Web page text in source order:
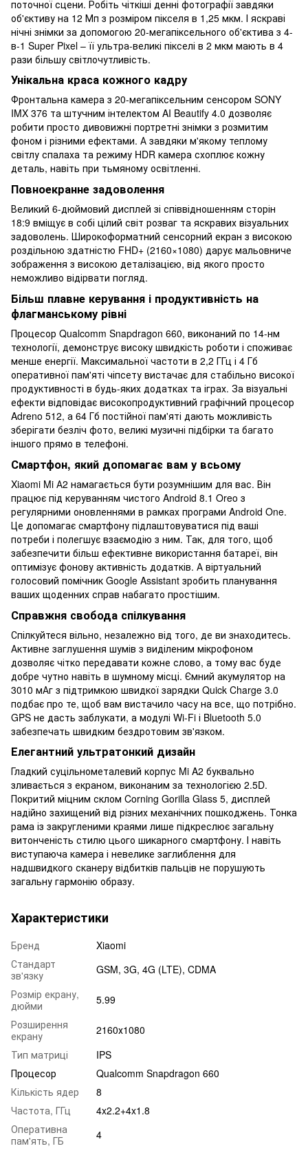
поточної сцени. Робіть чіткіші денні фотографії завдяки
об'єктиву на 12 Мп з розміром пікселя в 1,25 мкм. І яскраві
нічні знімки за допомогою 20-мегапіксельного об'єктива з 4-
в-1 Super Pixel – її ультра-великі пікселі в 2 мкм мають в 4
рази більшу світлочутливість.
Унікальна краса кожного кадру
Фронтальна камера з 20-мегапіксельним сенсором SONY
IMX 376 та штучним інтелектом AI Beautify 4.0 дозволяє
робити просто дивовижні портретні знімки з розмитим
фоном і різними ефектами. А завдяки м'якому теплому
світлу спалаха та режиму HDR камера схоплює кожну
деталь, навіть при тьмяному освітленні.
Повноекранне задоволення
Великий 6-дюймовий дисплей зі співвідношенням сторін
18:9 вміщує в собі цілий світ розваг та яскравих візуальних
задоволень. Широкоформатний сенсорний екран з високою
роздільною здатністю FHD+ (2160×1080) дарує мальовниче
зображення з високою деталізацією, від якого просто
неможливо відірвати погляд.
Більш плавне керування і продуктивність на
флагманському рівні
Процесор Qualcomm Snapdragon 660, виконаний по 14-нм
технології, демонструє високу швидкість роботи і споживає
менше енергії. Максимальної частоти в 2,2 ГГц і 4 Гб
оперативної пам'яті чіпсету вистачає для стабільно високої
продуктивності в будь-яких додатках та іграх. За візуальні
ефекти відповідає високопродуктивний графічний процесор
Adreno 512, а 64 Гб постійної пам'яті дають можливість
зберігати безліч фото, великі музичні підбірки та багато
іншого прямо в телефоні.
Смартфон, який допомагає вам у всьому
Xiaomi Mi А2 намагається бути розумнішим для вас. Він
працює під керуванням чистого Android 8.1 Oreo з
регулярними оновленнями в рамках програми Android One.
Це допомагає смартфону підлаштовуватися під ваші
потреби і полегшує взаємодію з ним. Так, для того, щоб
забезпечити більш ефективне використання батареї, він
оптимізує фонову активність додатків. А віртуальний
голосовий помічник Google Assistant зробить планування
ваших щоденних справ набагато простішим.
Справжня свобода спілкування
Спілкуйтеся вільно, незалежно від того, де ви знаходитесь.
Активне заглушення шумів з виділеним мікрофоном
дозволяє чітко передавати кожне слово, а тому вас буде
добре чутно навіть в шумному місці. Ємний акумулятор на
3010 мАг з підтримкою швидкої зарядки Quick Charge 3.0
подбає про те, щоб вам вистачило часу на все, що потрібно.
GPS не дасть заблукати, а модулі Wi-Fi і Bluetooth 5.0
забезпечать швидким бездротовим зв'язком.
Елегантний ультратонкий дизайн
Гладкий суцільнометалевий корпус Mi A2 буквально
зливається з екраном, виконаним за технологією 2.5D.
Покритий міцним склом Corning Gorilla Glass 5, дисплей
надійно захищений від різних механічних пошкоджень. Тонка
рама із закругленими краями лише підкреслює загальну
витонченість стилю цього шикарного смартфону. І навіть
виступаюча камера і невелике заглиблення для
надшвидкого сканеру відбитків пальців не порушують
загальну гармонію образу.
Характеристики
Бренд
Xiaomi
Стандарт
зв'язку
GSM, 3G, 4G (LTE), CDMA
Розмір екрану,
дюйми
5.99
Розширення
екрану
2160х1080
Тип матриці
IPS
Процесор
Qualcomm Snapdragon 660
Кількість ядер
8
Частота, ГГц
4x2.2+4x1.8
Оперативна
пам'ять, ГБ
4